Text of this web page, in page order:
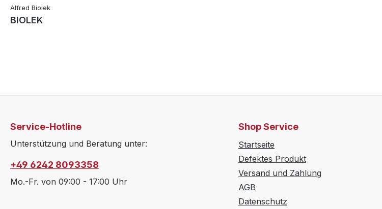
Alfred Biolek
BIOLEK
Service-Hotline
Unterstützung und Beratung unter:
+49 6242 8093358
Mo.-Fr. von 09:00 - 17:00 Uhr
Shop Service
Startseite
Defektes Produkt
Versand und Zahlung
AGB
Datenschutz